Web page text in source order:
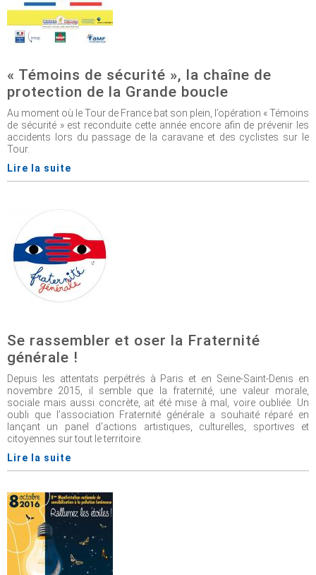
« Témoins de sécurité », la chaîne de
protection de la Grande boucle
Au moment où le Tour de France bat son plein, l’opération « Témoins
de sécurité » est reconduite cette année encore afin de prévenir les
accidents lors du passage de la caravane et des cyclistes sur le
Tour.
Lire la suite
Se rassembler et oser la Fraternité
générale !
Depuis les attentats perpétrés à Paris et en Seine-Saint-Denis en
novembre 2015, il semble que la fraternité, une valeur morale,
sociale mais aussi concrète, ait été mise à mal, voire oubliée. Un
oubli que l’association Fraternité générale a souhaité réparé en
lançant un panel d’actions artistiques, culturelles, sportives et
citoyennes sur tout le territoire.
Lire la suite